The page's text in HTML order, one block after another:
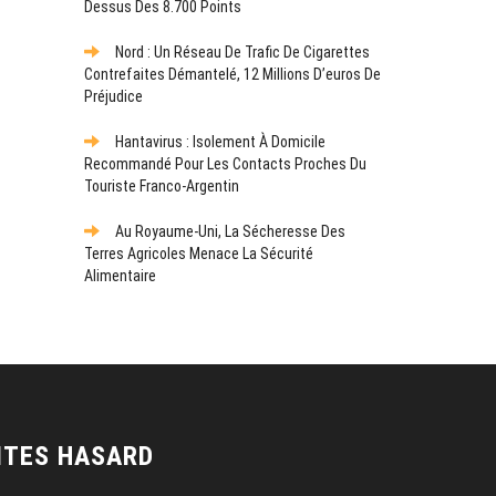
Dessus Des 8.700 Points
Nord : Un Réseau De Trafic De Cigarettes
Contrefaites Démantelé, 12 Millions D’euros De
Préjudice
Hantavirus : Isolement À Domicile
Recommandé Pour Les Contacts Proches Du
Touriste Franco-Argentin
Au Royaume-Uni, La Sécheresse Des
Terres Agricoles Menace La Sécurité
Alimentaire
HASARD